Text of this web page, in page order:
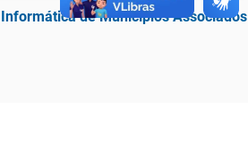
de Municípios Associados